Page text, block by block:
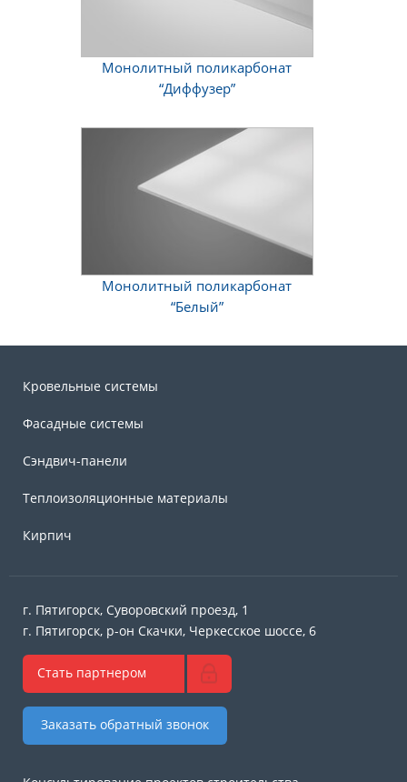
Монолитный поликарбонат
“Диффузер”
Монолитный поликарбонат
“Белый”
Кровельные системы
Фасадные системы
Сэндвич-панели
Теплоизоляционные материалы
Кирпич
г. Пятигорск, Суворовский проезд, 1
г. Пятигорск, р-он Скачки, Черкесское шоссе, 6
Стать партнером
Заказать обратный звонок